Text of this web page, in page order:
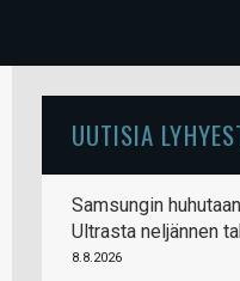
UUTISIA
Samsungin
Ultrasta neljännen
8.8.2026